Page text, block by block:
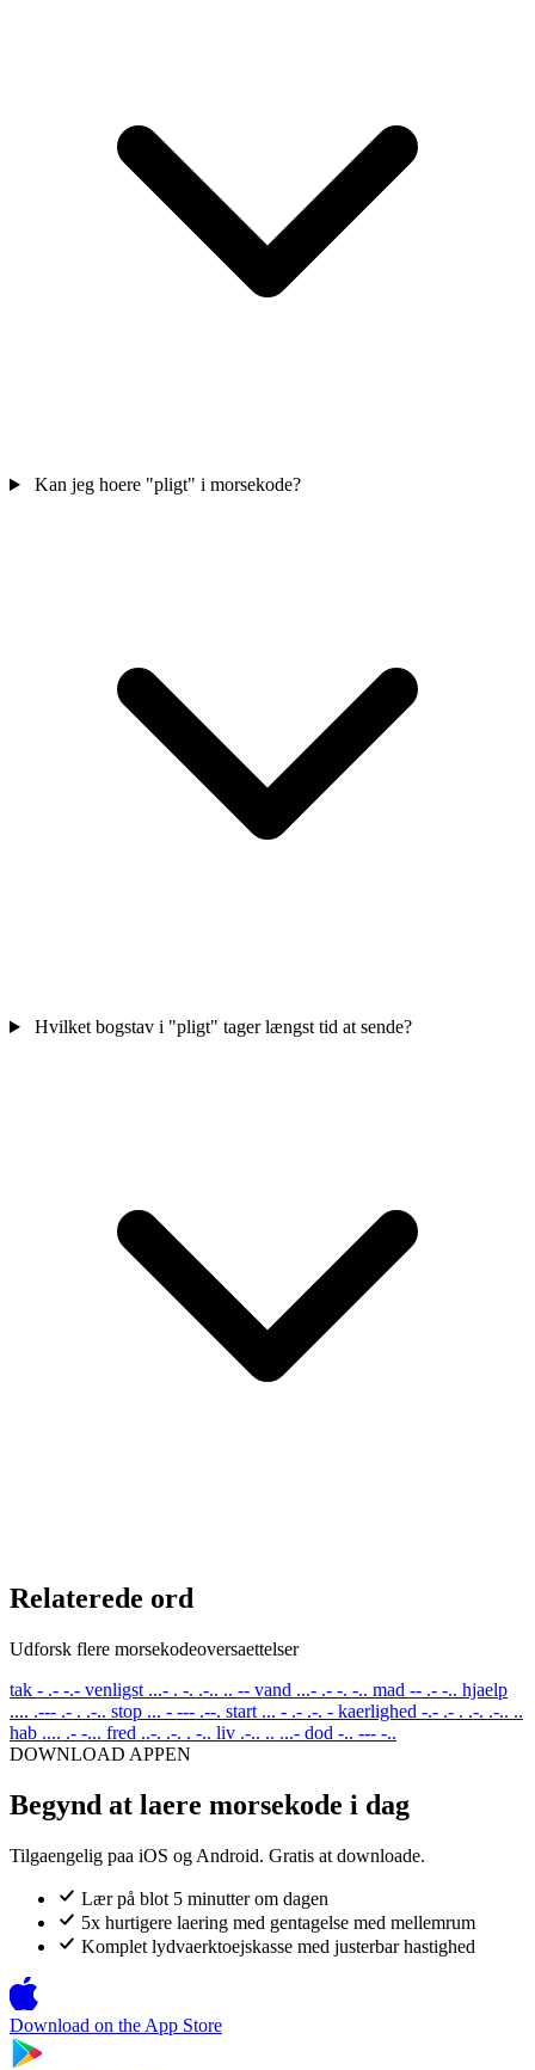
Kan jeg hoere "pligt" i morsekode?
Hvilket bogstav i "pligt" tager længst tid at sende?
Relaterede ord
Udforsk flere morsekodeoversaettelser
tak - .- -.- venligst ...- . -. .-.. .. -- vand ...- .- -. -.. mad -- .- -.. hjaelp
.... .--- .- . .-.. stop ... - --- .--. start ... - .- .-. - kaerlighed -.- .- . .-. .-.. ..
hab .... .- -... fred ..-. .-. . -.. liv .-.. .. ...- dod -.. --- -..
DOWNLOAD APPEN
Begynd at laere morsekode i dag
Tilgaengelig paa iOS og Android. Gratis at downloade.
Lær på blot 5 minutter om dagen
5x hurtigere laering med gentagelse med mellemrum
Komplet lydvaerktoejskasse med justerbar hastighed
Download on the App Store